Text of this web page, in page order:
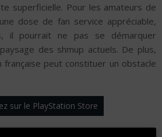
superficielle. Pour les amateurs de
dose de fan service appréciable,
il pourrait ne pas se démarquer
des shmup actuels. De plus,
française peut constituer un obstacle
sur le PlayStation Store